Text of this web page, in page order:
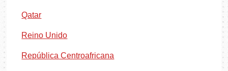
Qatar
Reino Unido
República Centroafricana